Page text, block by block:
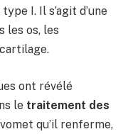
I. Il s’agit d’une
les os, les
ont révélé
le traitement des
qu’il renferme,